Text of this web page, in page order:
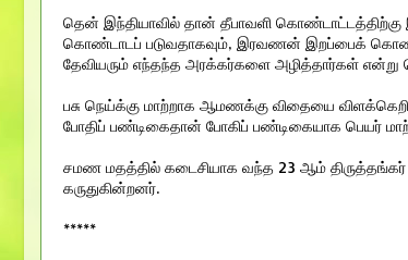
தென் இந்தியாவில் தான் தீபாவளி கொண்டாட்டத்திற்கு
கொண்டாடப் படுவதாகவும், இரவணன் இறப்பைக்
தேவியரும் எந்தந்த அரக்கர்களை அழித்தார்கள் என்று
பசு நெய்க்கு மாற்றாக ஆமணக்கு விதையை
போதிப் பண்டிகைதான் போகிப் பண்டிகையாக பெயர்
சமண மதத்தில் கடைசியாக வந்த 23 ஆம்
கருதுகின்றனர்.
*****